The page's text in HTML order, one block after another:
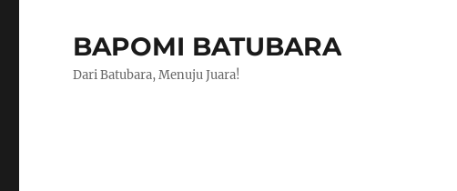
BAPOMI BATUBARA
Dari Batubara, Menuju Juara!